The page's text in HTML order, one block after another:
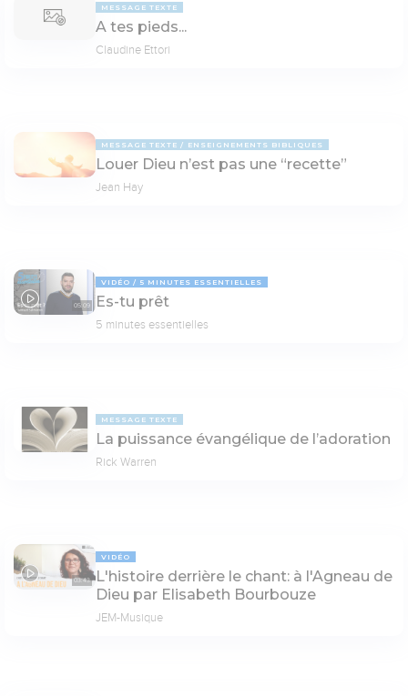
MESSAGE TEXTE
A tes pieds...
Claudine Ettori
MESSAGE TEXTE ENSEIGNEMENTS BIBLIQUES
Louer Dieu n’est pas une “recette”
Jean Hay
05:09
VIDÉO 5 MINUTES ESSENTIELLES
Es-tu prêt
5 minutes essentielles
MESSAGE TEXTE
La puissance évangélique de l’adoration
Rick Warren
03:43
VIDÉO
L'histoire derrière le chant: à l'Agneau de
Dieu par Elisabeth Bourbouze
JEM-Musique